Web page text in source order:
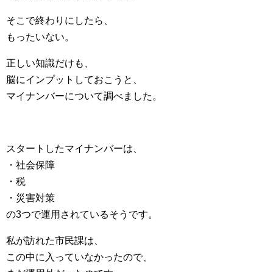
そこで終わりにしたら、
もったいない。
正しい知識だけも、
脳にインプットしておこうと、
マイナンバーについて調べました。
スタートしたマイナンバーは、
・社会保障
・税
・災害対策
の3つで運用されているそうです。
私が訪れた市民課は、
この中に入っていなかったので、